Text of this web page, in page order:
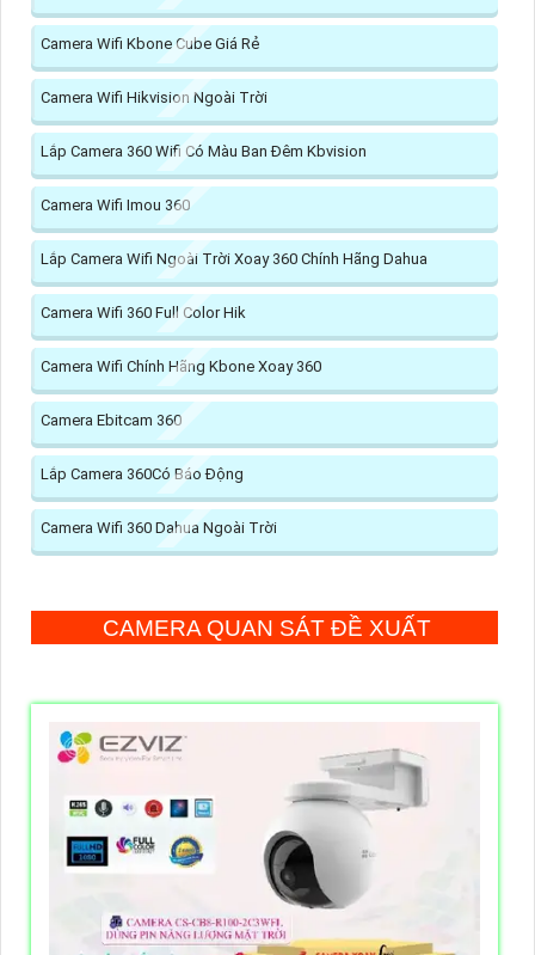
Camera Wifi Kbone Cube Giá Rẻ
Camera Wifi Hikvision Ngoài Trời
Lắp Camera 360 Wifi Có Màu Ban Đêm Kbvision
Camera Wifi Imou 360
Lắp Camera Wifi Ngoài Trời Xoay 360 Chính Hãng Dahua
Camera Wifi 360 Full Color Hik
Camera Wifi Chính Hãng Kbone Xoay 360
Camera Ebitcam 360
Lắp Camera 360Có Báo Động
Camera Wifi 360 Dahua Ngoài Trời
CAMERA QUAN SÁT ĐỀ XUẤT